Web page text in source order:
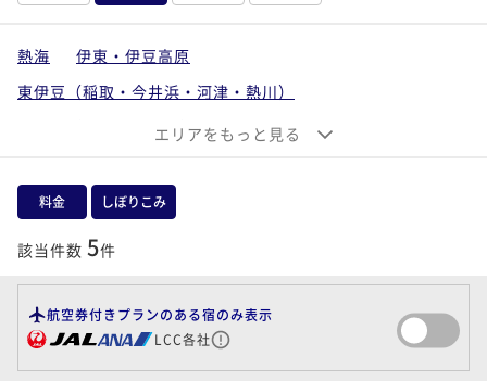
熱海
伊東・伊豆高原
東伊豆（稲取・今井浜・河津・熱川）
南伊豆（下田・下賀茂）
中伊豆（伊豆長岡・修善寺・天城湯ヶ島）
静岡市・御殿場・焼津
エリアをもっと見る
料金 しぼりこみ
該当件数 5件
航空券付きプランのある宿のみ表示
LCC各社